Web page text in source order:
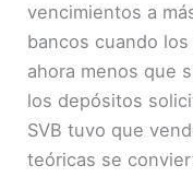
vencimientos a
bancos cuando
ahora menos que
los depósitos
SVB tuvo que
teóricas se